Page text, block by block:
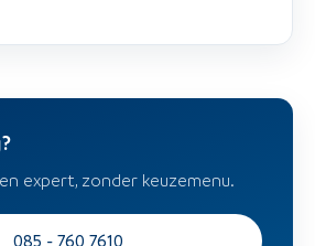
expert, zonder keuzemenu.
085 - 760 7610